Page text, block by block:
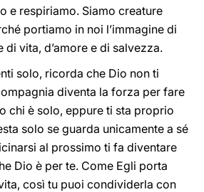
e respiriamo. Siamo creature
portiamo in noi l’immagine di
di vita, d’amore e di salvezza.
solo, ricorda che Dio non ti
diventa la forza per fare
chi è solo, eppure ti sta proprio
solo se guarda unicamente a sé
al prossimo ti fa diventare
Dio è per te. Come Egli porta
così tu puoi condividerla con